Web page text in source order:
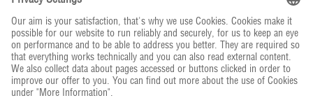
Unternehmen
Kontakt & Service
Bestellwege